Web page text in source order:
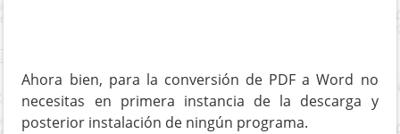
Ahora bien, para la conversión de PDF a Word no
necesitas en primera instancia de la descarga y
posterior instalación de ningún programa.